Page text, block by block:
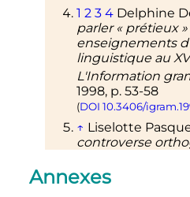
1 2 3 4 Delphine
parler « prétieux
enseignements
linguistique au
L'Information
1998, p. 53-58
(DOI 10.3406/
↑ Liselotte
controverse
p. 19-34
Annexes